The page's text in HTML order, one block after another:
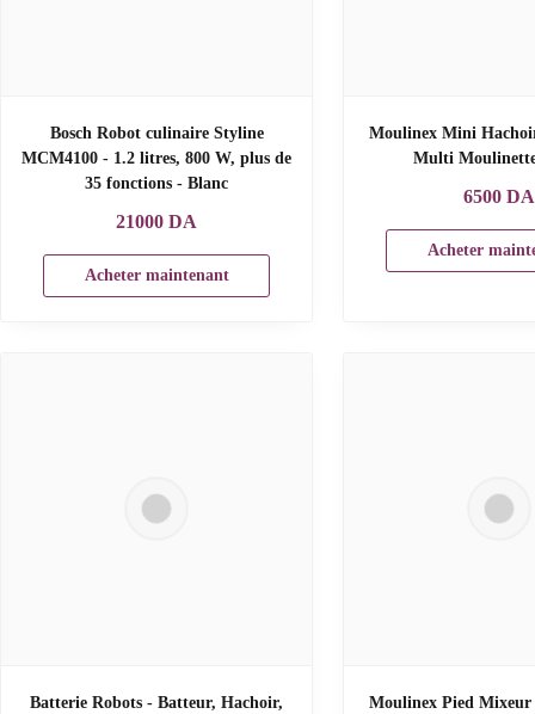
Bosch Robot culinaire Styline
MCM4100 - 1.2 litres, 800 W, plus de
35 fonctions - Blanc
21000 DA
Acheter maintenant
Moulinex Mini
Multi
6500 DA
Acheter
Batterie Robots - Batteur, Hachoir,
Moulinex Pied